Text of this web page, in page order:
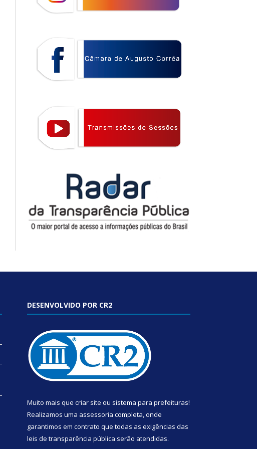
DESENVOLVIDO POR CR2
Muito mais que criar site ou sistema para prefeituras!
Realizamos uma assessoria completa, onde
garantimos em contrato que todas as exigências das
leis de transparência pública serão atendidas.